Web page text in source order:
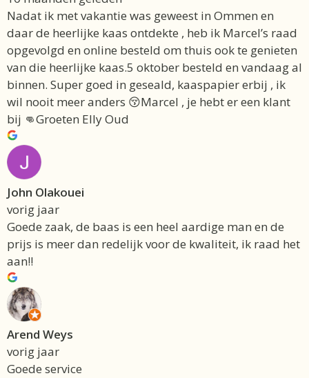
Nadat ik met vakantie was geweest in Ommen en
daar de heerlijke kaas ontdekte , heb ik Marcel’s raad
opgevolgd en online besteld om thuis ook te genieten
van die heerlijke kaas.5 oktober besteld en vandaag al
binnen. Super goed in geseald, kaaspapier erbij , ik
wil nooit meer anders 😚Marcel , je hebt er een klant
bij 👊Groeten Elly Oud
John Olakouei
vorig jaar
Goede zaak, de baas is een heel aardige man en de
prijs is meer dan redelijk voor de kwaliteit, ik raad het
aan!!
Arend Weys
vorig jaar
Goede service